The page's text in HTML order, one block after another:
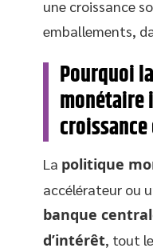
une croissance
emballements,
Pourquoi
La politique
accélérateur ou
banque
d’intérêt, tout